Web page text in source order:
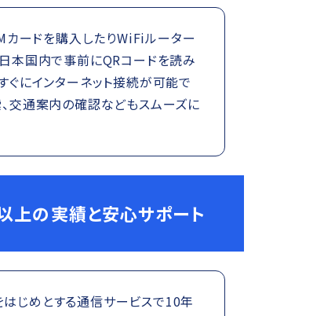
カードを購入したりWiFiルーター
本国内で事前にQRコードを読み
ぐにインターネット接続が可能で
交通案内の確認などもスムーズに
上の実績と安心サポート
じめとする通信サービスで10年